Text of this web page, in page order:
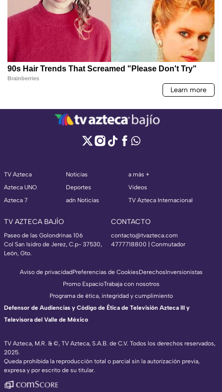
TV Azteca
Azteca UNO
Azteca 7
Noticias
Deportes
adn Noticias
a más +
Videos
TV Azteca Internacional
TV AZTECA BAJÍO
Paseo de las Golondrinas 106
Col San Isidro de Jerez, C.p- 37530,
León, Gto.
CONTACTO
contacto@tvazteca.com
4777718800 | Conmutador
TV Azteca, M.R. & ©, TV Azteca, S.A.B. de C.V. Todos los derechos reservados,
2025.
Queda prohibida la reproducción total o parcial sin la autorización previa,
expresa y por escrito de su titular.
Aviso de privacidadPreferencias de CookiesDerechosInversionistas
Promo EspacioTrabaja con nosotros
Programa de ética, integridad y cumplimiento
Defensor de Audiencias y Código de Ética de Televisión Azteca III y
Televisora del Valle de México